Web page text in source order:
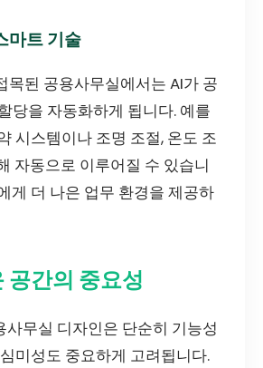
마트 기술
목된 공용사무실에서는 AI가 공
당을 자동화하게 됩니다. 예를
시스템이나 조명 조절, 온도 조
자동으로 이루어질 수 있습니
게 더 나은 업무 환경을 제공하
공간의 중요성
사무실 디자인은 단순히 기능성
미성도 중요하게 고려됩니다.